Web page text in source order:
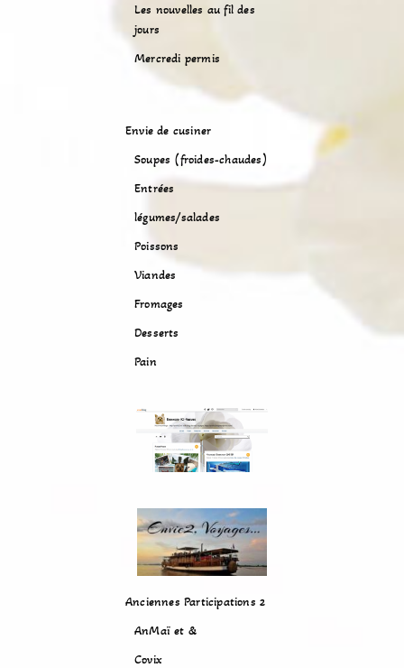
Les nouvelles au fil des
jours
Mercredi permis
Envie de cusiner
Soupes (froides-chaudes)
Entrées
légumes/salades
Poissons
Viandes
Fromages
Desserts
Pain
Anciennes Participations 2
AnMaï et &
Covix